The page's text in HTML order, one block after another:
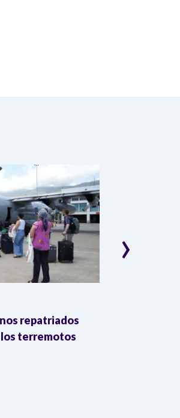
repatriados
terremotos
›